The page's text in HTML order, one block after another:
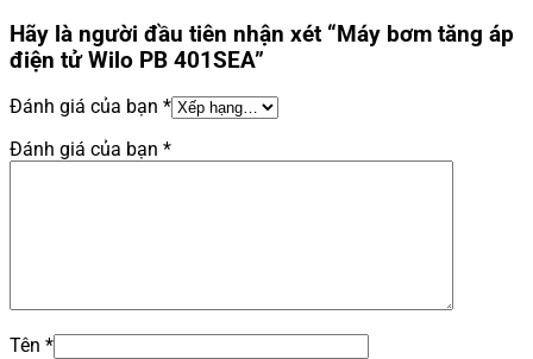
Hãy là người đầu tiên nhận xét “Máy bơm tăng áp
điện tử Wilo PB 401SEA”
Đánh giá của bạn *
Đánh giá của bạn *
Tên *